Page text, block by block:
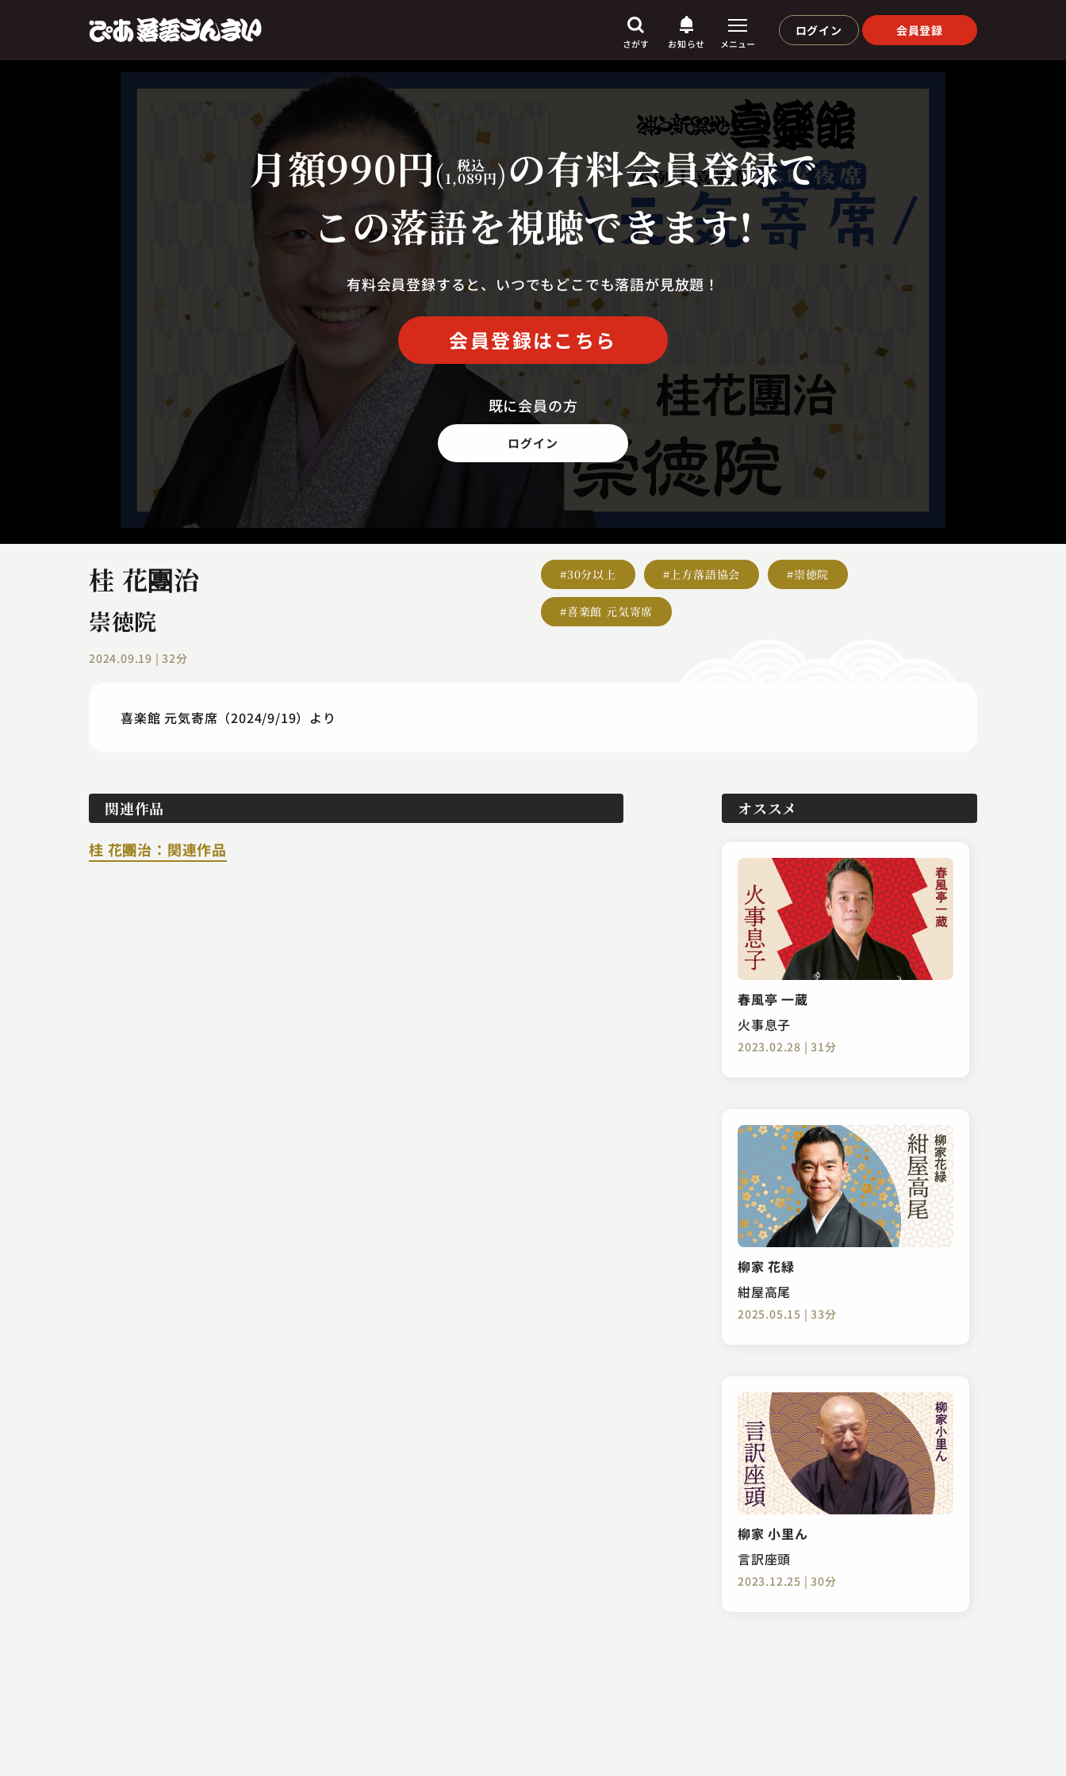
さがす
芸人 からさがす
上演時間からさがす
お知らせ メニュー
ログイン 会員登録
月額990円( 税込
1,089円)の有料会員登録で
この落語を視聴できます!
有料会員登録すると、いつでもどこでも落語が見放題！
会員登録はこちら
既に会員の方
ログイン
桂 花團治
崇徳院
2024.09.19 | 32分
#30分以上 #上方落語協会 #崇徳院
#喜楽館 元気寄席
喜楽館 元気寄席（2024/9/19）より
関連作品
桂 花團治：関連作品
オススメ
春風亭 一蔵
火事息子
2023.02.28 | 31分
柳家 花緑
紺屋高尾
2025.05.15 | 33分
柳家 小里ん
言訳座頭
2023.12.25 | 30分